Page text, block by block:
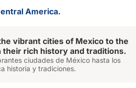
America.
vibrant cities of Mexico to the
rich history and traditions.
ciudades de México hasta los
historia y tradiciones.